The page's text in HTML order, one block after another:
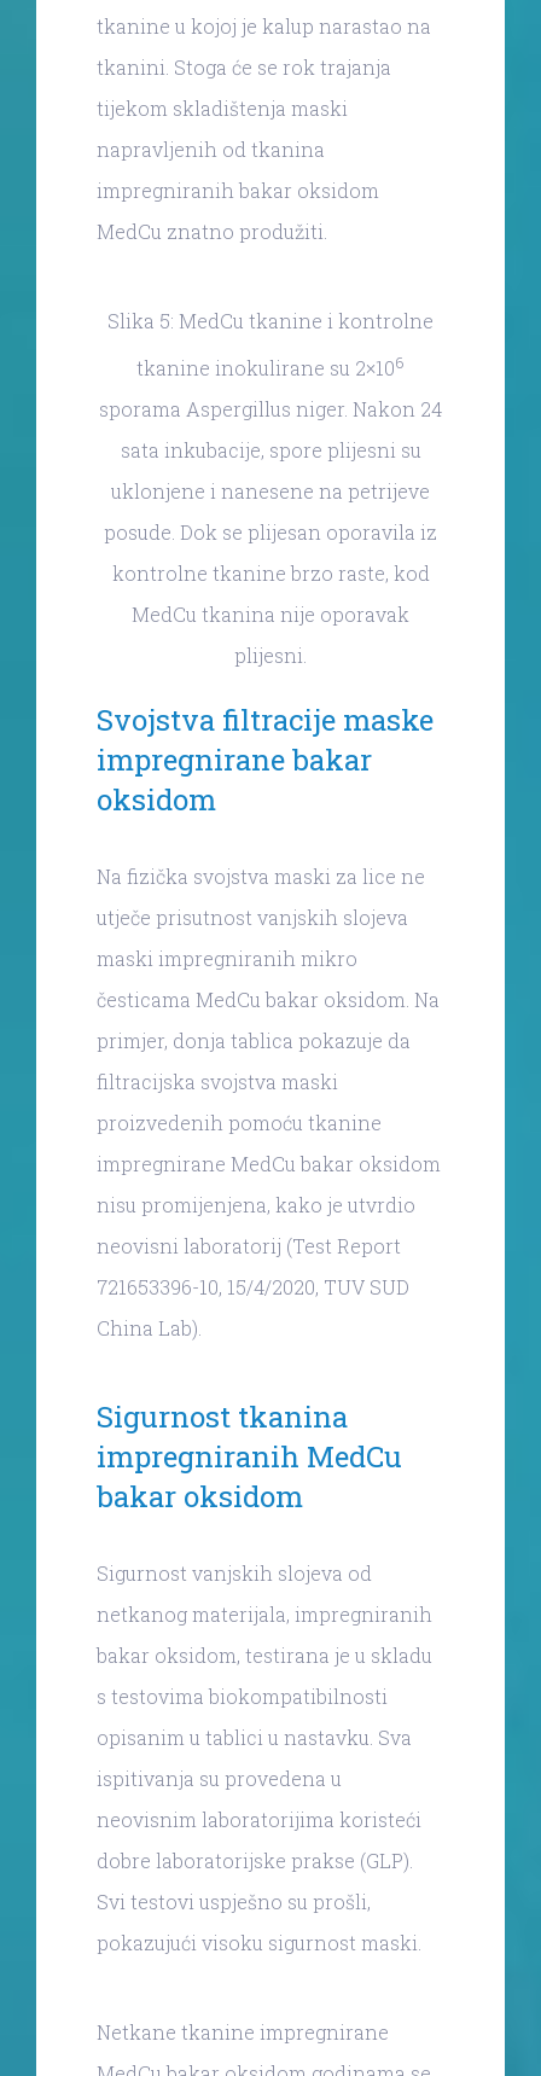
tkanine u kojoj je kalup narastao na
tkanini. Stoga će se rok trajanja
tijekom skladištenja maski
napravljenih od tkanina
impregniranih bakar oksidom
MedCu znatno produžiti.
Slika 5: MedCu tkanine i kontrolne
tkanine inokulirane su 2×106
sporama Aspergillus niger. Nakon 24
sata inkubacije, spore plijesni su
uklonjene i nanesene na petrijeve
posude. Dok se plijesan oporavila iz
kontrolne tkanine brzo raste, kod
MedCu tkanina nije oporavak
plijesni.
Svojstva filtracije maske
impregnirane bakar
oksidom
Na fizička svojstva maski za lice ne
utječe prisutnost vanjskih slojeva
maski impregniranih mikro
česticama MedCu bakar oksidom. Na
primjer, donja tablica pokazuje da
filtracijska svojstva maski
proizvedenih pomoću tkanine
impregnirane MedCu bakar oksidom
nisu promijenjena, kako je utvrdio
neovisni laboratorij (Test Report
721653396-10, 15/4/2020, TUV SUD
China Lab).
Sigurnost tkanina
impregniranih MedCu
bakar oksidom
Sigurnost vanjskih slojeva od
netkanog materijala, impregniranih
bakar oksidom, testirana je u skladu
s testovima biokompatibilnosti
opisanim u tablici u nastavku. Sva
ispitivanja su provedena u
neovisnim laboratorijima koristeći
dobre laboratorijske prakse (GLP).
Svi testovi uspješno su prošli,
pokazujući visoku sigurnost maski.
Netkane tkanine impregnirane